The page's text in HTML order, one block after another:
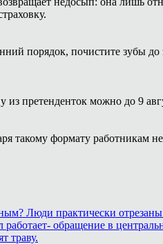
порядок, почистите зубы до
из претенденток можно до 9
такому формату работникам
Люди практически
работает- обращение в
траву.